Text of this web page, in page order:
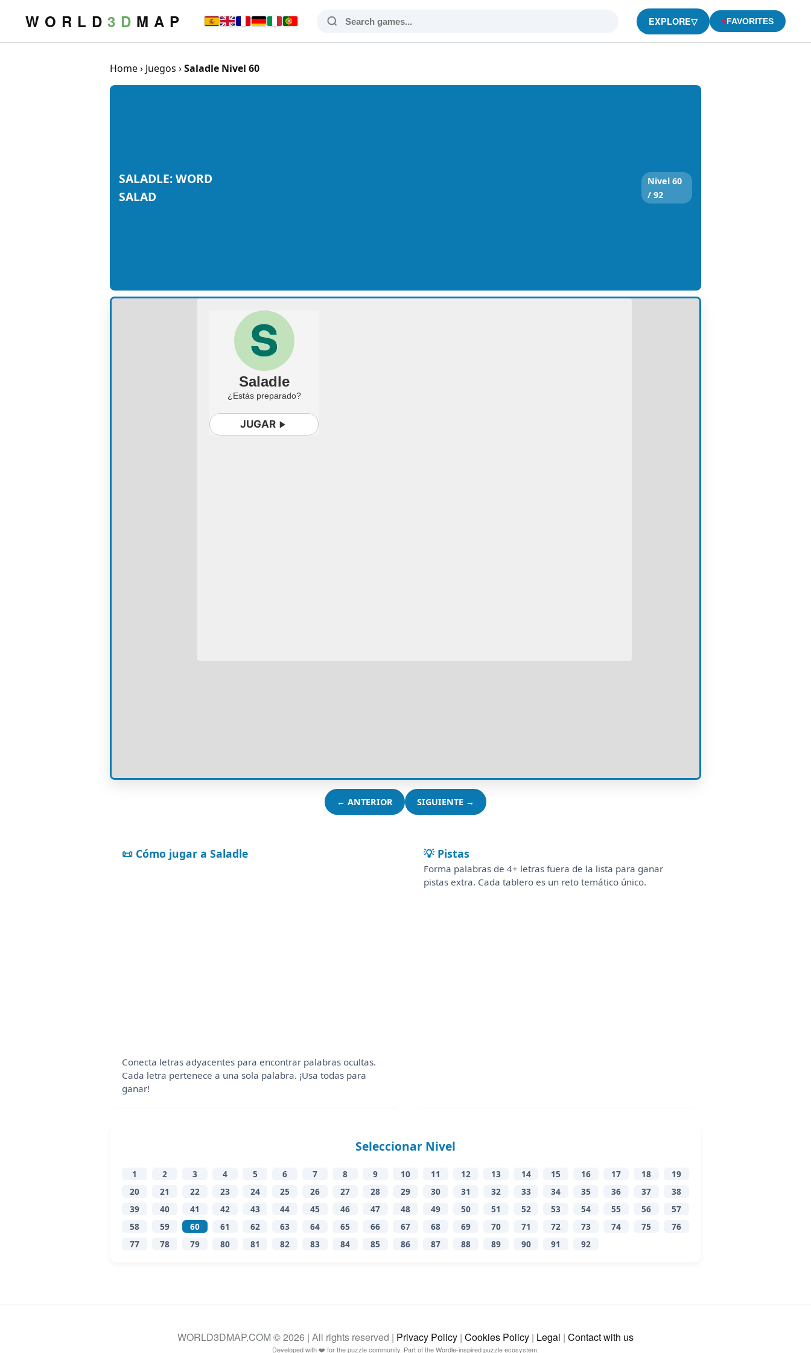
W O R L D 3 D M A P EXPLORE▽ ♥FAVORITES
Home› Juegos ›Saladle Nivel 60
SALADLE: WORD
SALAD
Nivel 60
/ 92
← ANTERIOR SIGUIENTE →
📜 Cómo jugar a Saladle
Conecta letras adyacentes para encontrar palabras ocultas.
Cada letra pertenece a una sola palabra. ¡Usa todas para
ganar!
💡 Pistas
Forma palabras de 4+ letras fuera de la lista para ganar
pistas extra. Cada tablero es un reto temático único.
Seleccionar Nivel
1 2 3 4 5 6 7 8 9 10 11 12 13 14 15 16 17 18
19
20
21 22 23 24 25 26 27 28 29 30 31 32 33 34 35 36 37
38
39
40 41 42 43 44 45 46 47 48 49 50 51 52 53 54 55 56
57
58
59 60 61 62 63 64 65 66 67 68 69 70 71 72 73 74 75
76
77
78 79 80 81 82 83 84 85 86 87 88 89 90 91 92
WORLD3DMAP.COM © 2026 | All rights reserved | Privacy Policy | Cookies Policy | Legal | Contact with us
Developed with ❤️ for the puzzle community. Part of the Wordle-inspired puzzle ecosystem.